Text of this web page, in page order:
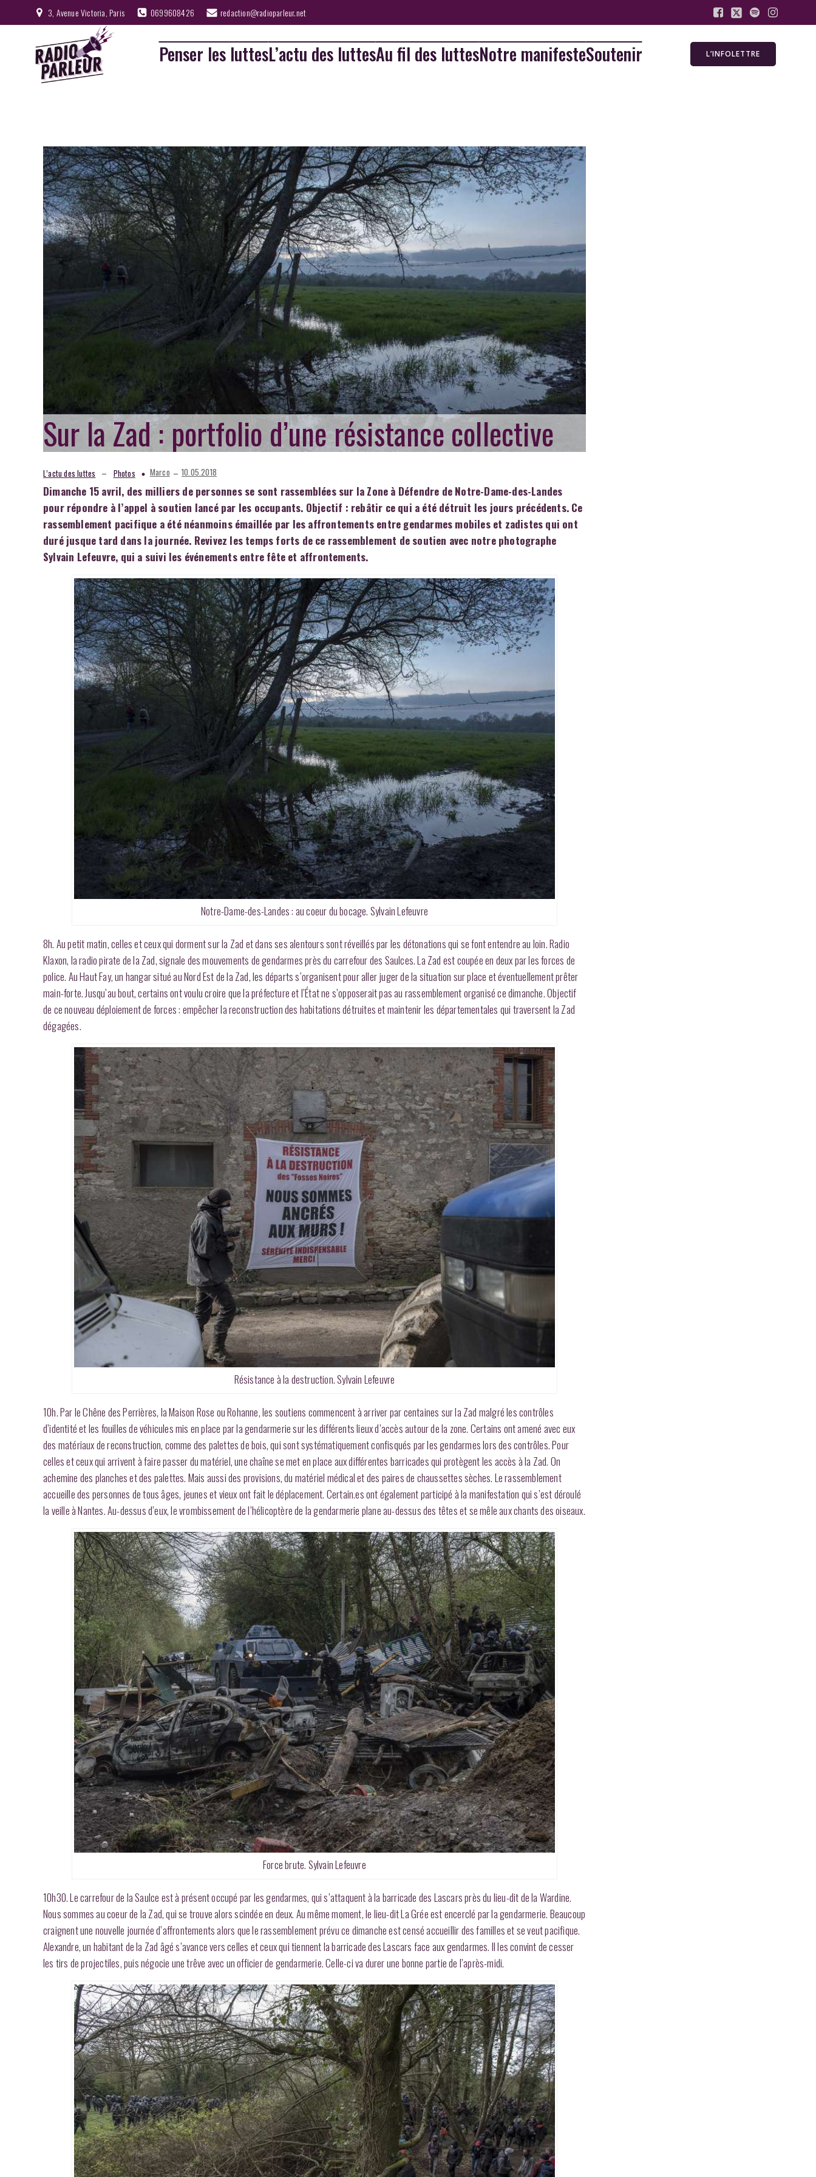
3, Avenue Victoria, Paris 0699608426 redaction@radioparleur.net
Penser les luttesL’actu des luttesAu fil des luttesNotre manifesteSoutenir L’INFOLETTRE
Sur la Zad : portfolio d’une résistance collective
L’actu des luttes – Photos Marco – 10.05.2018
Dimanche 15 avril, des milliers de personnes se sont rassemblées sur la Zone à Défendre de Notre-Dame-des-Landes
pour répondre à l’appel à soutien lancé par les occupants. Objectif : rebâtir ce qui a été détruit les jours précédents. Ce
rassemblement pacifique a été néanmoins émaillée par les affrontements entre gendarmes mobiles et zadistes qui ont
duré jusque tard dans la journée. Revivez les temps forts de ce rassemblement de soutien avec notre photographe
Sylvain Lefeuvre, qui a suivi les événements entre fête et affrontements.
Notre-Dame-des-Landes : au coeur du bocage. Sylvain Lefeuvre
8h. Au petit matin, celles et ceux qui dorment sur la Zad et dans ses alentours sont réveillés par les détonations qui se font entendre au loin. Radio
Klaxon, la radio pirate de la Zad, signale des mouvements de gendarmes près du carrefour des Saulces. La Zad est coupée en deux par les forces de
police. Au Haut Fay, un hangar situé au Nord Est de la Zad, les départs s’organisent pour aller juger de la situation sur place et éventuellement prêter
main-forte. Jusqu’au bout, certains ont voulu croire que la préfecture et l’État ne s’opposerait pas au rassemblement organisé ce dimanche. Objectif
de ce nouveau déploiement de forces : empêcher la reconstruction des habitations détruites et maintenir les départementales qui traversent la Zad
dégagées.
Résistance à la destruction. Sylvain Lefeuvre
10h. Par le Chêne des Perrières, la Maison Rose ou Rohanne, les soutiens commencent à arriver par centaines sur la Zad malgré les contrôles
d’identité et les fouilles de véhicules mis en place par la gendarmerie sur les différents lieux d’accès autour de la zone. Certains ont amené avec eux
des matériaux de reconstruction, comme des palettes de bois, qui sont systématiquement confisqués par les gendarmes lors des contrôles. Pour
celles et ceux qui arrivent à faire passer du matériel, une chaîne se met en place aux différentes barricades qui protègent les accès à la Zad. On
achemine des planches et des palettes. Mais aussi des provisions, du matériel médical et des paires de chaussettes sèches. Le rassemblement
accueille des personnes de tous âges, jeunes et vieux ont fait le déplacement. Certain.es ont également participé à la manifestation qui s’est déroulé
la veille à Nantes. Au-dessus d’eux, le vrombissement de l’hélicoptère de la gendarmerie plane au-dessus des têtes et se mêle aux chants des oiseaux.
Force brute. Sylvain Lefeuvre
10h30. Le carrefour de la Saulce est à présent occupé par les gendarmes, qui s’attaquent à la barricade des Lascars près du lieu-dit de la Wardine.
Nous sommes au coeur de la Zad, qui se trouve alors scindée en deux. Au même moment, le lieu-dit La Grée est encerclé par la gendarmerie. Beaucoup
craignent une nouvelle journée d’affrontements alors que le rassemblement prévu ce dimanche est censé accueillir des familles et se veut pacifique.
Alexandre, un habitant de la Zad âgé s’avance vers celles et ceux qui tiennent la barricade des Lascars face aux gendarmes. ll les convint de cesser
les tirs de projectiles, puis négocie une trêve avec un officier de gendarmerie. Celle-ci va durer une bonne partie de l’après-midi.